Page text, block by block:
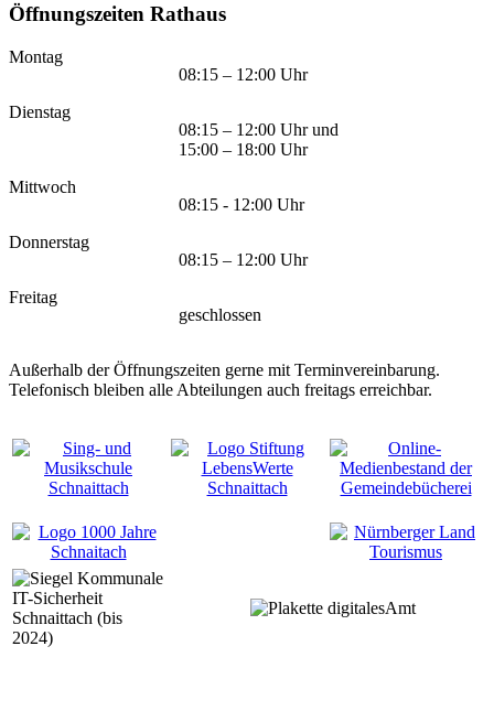
Öffnungszeiten Rathaus
Montag
08:15 – 12:00 Uhr
Dienstag
08:15 – 12:00 Uhr und
15:00 – 18:00 Uhr
Mittwoch
08:15 - 12:00 Uhr
Donnerstag
08:15 – 12:00 Uhr
Freitag
geschlossen
Außerhalb der Öffnungszeiten gerne mit Terminvereinbarung.
Telefonisch bleiben alle Abteilungen auch freitags erreichbar.